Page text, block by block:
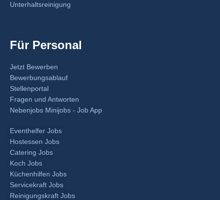
Unterhaltsreinigung
Für Personal
Jetzt Bewerben
Bewerbungsablauf
Stellenportal
Fragen und Antworten
Nebenjobs Minijobs - Job App
Eventhelfer Jobs
Hostessen Jobs
Catering Jobs
Koch Jobs
Küchenhilfen Jobs
Servicekraft Jobs
Reinigungskraft Jobs